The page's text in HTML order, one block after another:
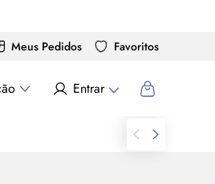
Meus Pedidos Favoritos
Entrar